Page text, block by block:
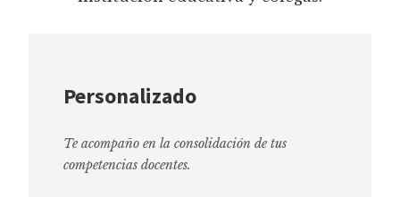
Personalizado
Te acompaño en la consolidación de tus
competencias docentes.